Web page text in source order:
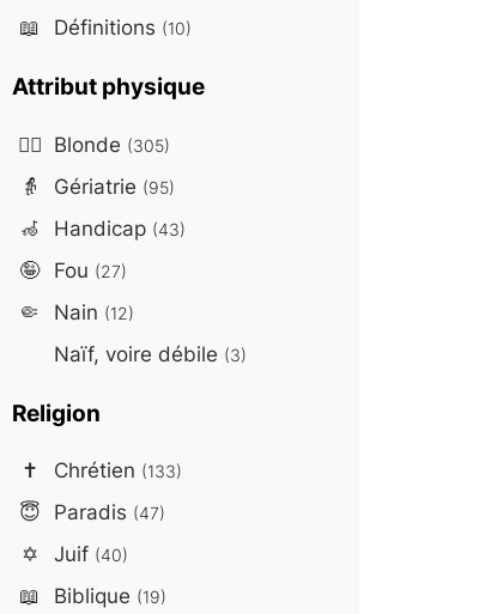
📖 Définitions (10)
Attribut physique
👱‍♀️ Blonde (305)
👵 Gériatrie (95)
🦽 Handicap (43)
🤪 Fou (27)
🤏 Nain (12)
Naïf, voire débile (3)
Religion
✝️ Chrétien (133)
😇 Paradis (47)
✡️ Juif (40)
📖 Biblique (19)